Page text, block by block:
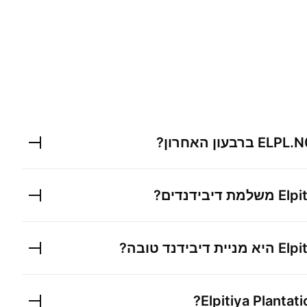
ברבעון האחרון?
משלמת דיבידנדים?
היא מניית דיבידנד טובה?
Elpitiya
?